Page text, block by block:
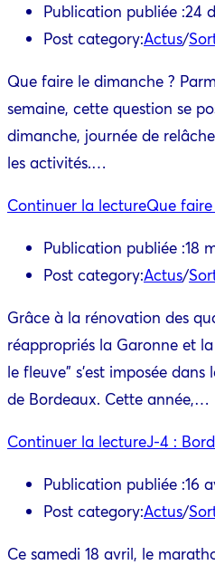
Publication publiée :24
Post category:Actus/
Que faire le dimanche ?
semaine, cette question se
dimanche, journée de
les activités.…
Continuer la lectureQue
Publication publiée :18
Post category:Actus/
Grâce à la rénovation des
réappropriés la Garonne et
le fleuve" s'est imposée dans
de Bordeaux. Cette année,…
Continuer la lectureJ-4 :
Publication publiée :16
Post category:Actus/
Ce samedi 18 avril, le